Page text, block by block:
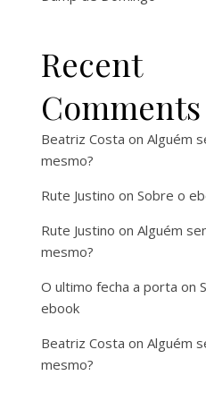
Recent
Comments
Beatriz Costa on Alguém
mesmo?
Rute Justino on Sobre o
Rute Justino on Alguém
mesmo?
O ultimo fecha a porta on
ebook
Beatriz Costa on Alguém
mesmo?